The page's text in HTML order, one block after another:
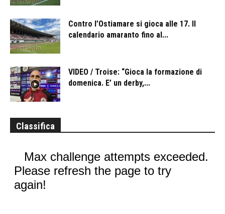
Contro l’Ostiamare si gioca alle 17. Il
calendario amaranto fino al...
VIDEO / Troise: “Gioca la formazione di
domenica. E’ un derby,...
Classifica